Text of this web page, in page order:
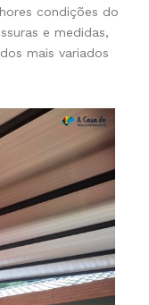
condições do
e medidas,
mais variados